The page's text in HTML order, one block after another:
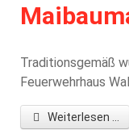
Traditionsgemäß
Feuerwehrhaus
Weiterlesen ...